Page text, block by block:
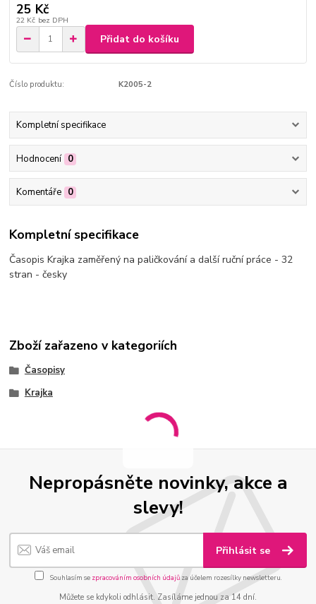
25 Kč
22 Kč bez DPH
Přidat do košíku
Číslo produktu: K2005-2
Kompletní specifikace
Hodnocení 0
Komentáře 0
Kompletní specifikace
Časopis Krajka zaměřený na paličkování a další ruční práce - 32
stran - česky
Zboží zařazeno v kategoriích
Časopisy
Krajka
Nepropásněte novinky, akce a
slevy!
Přihlásit se
Souhlasím se zpracováním osobních údajůza účelem rozesílky newsletteru.
Můžete se kdykoli odhlásit. Zasíláme jednou za 14 dní.